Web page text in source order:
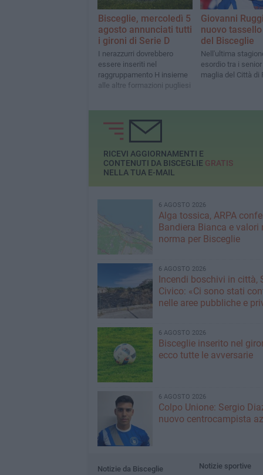
Bisceglie, mercoledì 5
agosto annunciati tutti
i gironi di Serie D
I nerazzurri dovrebbero
essere inseriti nel
raggruppamento H insieme
alle altre formazioni pugliesi
Giovanni
nuovo
del Bisceglie
Nell'ultima
esordio tra i
maglia del Città di
RICEVI AGGIORNAMENTI E
CONTENUTI DA BISCEGLIE GRATIS
NELLA TUA E-MAIL
6 AGOSTO 2026
Alga tossica, ARPA
Bandiera Bianca e valori
norma per Bisceglie
6 AGOSTO 2026
Incendi boschivi in città,
Civico: «Ci sono stati
nelle aree pubbliche e
6 AGOSTO 2026
Bisceglie inserito nel
ecco tutte le avversarie
6 AGOSTO 2026
Colpo Unione: Sergio
nuovo centrocampista
Notizie da Bisceglie Notizie sportive